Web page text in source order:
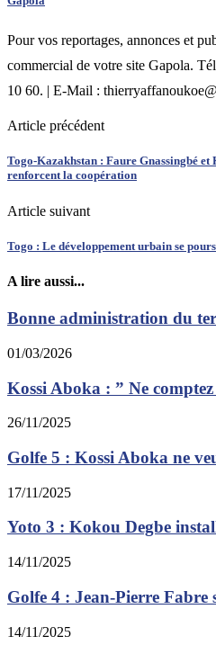
Pour vos reportages, annonces et
commercial de votre site Gapola.
10 60. | E-Mail :
Article précédent
Togo-Kazakhstan : Faure Gnassingbé
renforcent la coopération
Article suivant
Togo : Le développement urbain se
A lire aussi...
Bonne administration du
01/03/2026
Kossi Aboka : ” Ne
26/11/2025
Golfe 5 : Kossi Aboka ne
17/11/2025
Yoto 3 : Kokou Degbe
14/11/2025
Golfe 4 : Jean-Pierre Fabre
14/11/2025